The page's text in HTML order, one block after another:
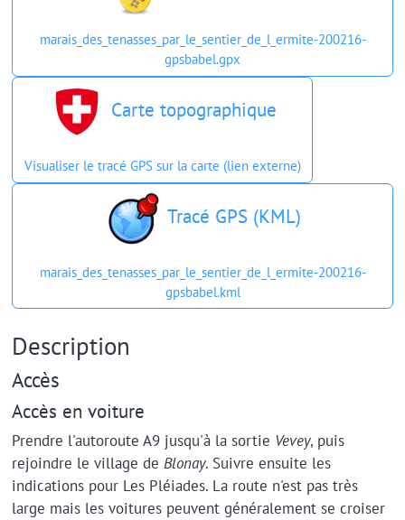
marais_des_tenasses_par_le_sentier_de_l_ermite-200216-
gpsbabel.gpx
Carte topographique
Visualiser le tracé GPS sur la carte (lien externe)
Tracé GPS (KML)
marais_des_tenasses_par_le_sentier_de_l_ermite-200216-
gpsbabel.kml
Description
Accès
Accès en voiture
Prendre l'autoroute A9 jusqu'à la sortie Vevey, puis
rejoindre le village de Blonay. Suivre ensuite les
indications pour Les Pléiades. La route n'est pas très
large mais les voitures peuvent généralement se croiser